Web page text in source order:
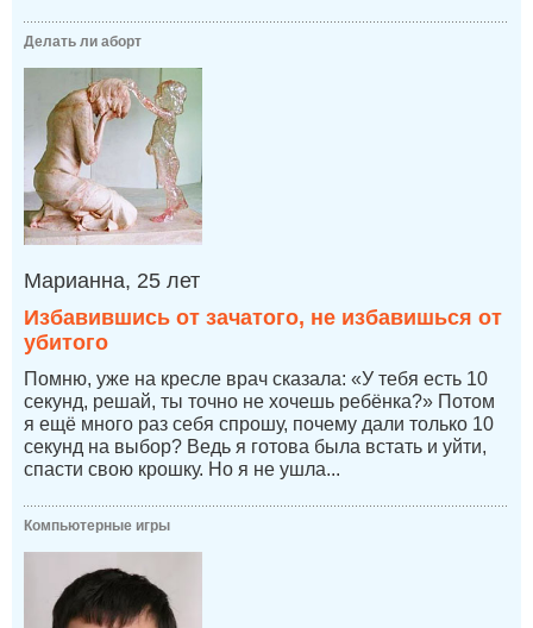
Делать ли аборт
Марианна, 25 лет
Избавившись от зачатого, не избавишься от
убитого
Помню, уже на кресле врач сказала: «У тебя есть 10
секунд, решай, ты точно не хочешь ребёнка?» Потом
я ещё много раз себя спрошу, почему дали только 10
секунд на выбор? Ведь я готова была встать и уйти,
спасти свою крошку. Но я не ушла...
Компьютерные игры